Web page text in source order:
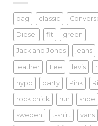
bag classic
Diesel fit green
Jack and Jones jeans
leather Lee levis
nypd party Pink
rock chick run shoe
sweden t-shirt vans